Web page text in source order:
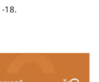
18.